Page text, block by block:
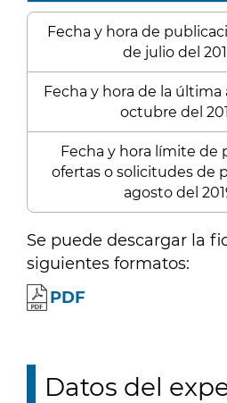
Fecha y hora de
de julio del
Fecha y hora de la última
octubre del
Fecha y hora límite de
ofertas o solicitudes de
agosto del
Se puede descargar la
siguientes formatos:
PDF
Datos del